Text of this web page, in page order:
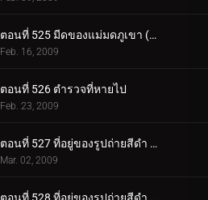
ตอนที่ 525 มีดของแม่มดภูเขา (ตอน 2)
Feb. 16, 2009
ตอนที่ 526 ตำรวจที่หายไป
Feb. 23, 2009
ตอนที่ 527 ที่อยู่ของรูปถ่ายสีดำ (ตอน 1)
Mar. 02, 2009